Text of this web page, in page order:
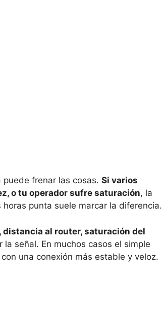
frenar las cosas. Si varios
o tu operador sufre saturación, la
punta suele marcar la diferencia.
al router, saturación del
la señal. En muchos casos el simple
una conexión más estable y veloz.